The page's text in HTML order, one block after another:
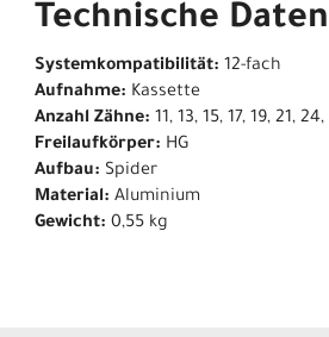
Technische Daten
Systemkompatibilität: 12-fach
Aufnahme: Kassette
Anzahl Zähne: 11, 13, 15, 17, 19, 21,
Freilaufkörper: HG
Aufbau: Spider
Material: Aluminium
Gewicht: 0,55 kg